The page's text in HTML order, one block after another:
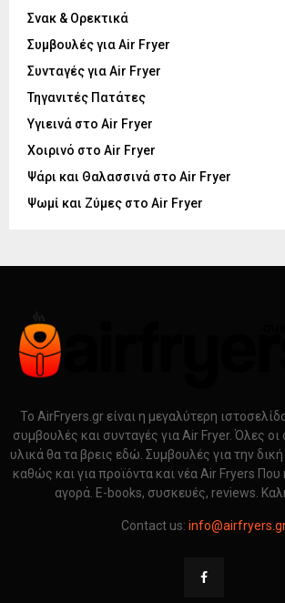
Σνακ & Ορεκτικά
Συμβουλές για Air Fryer
Συνταγές για Air Fryer
Τηγανιτές Πατάτες
Υγιεινά στο Air Fryer
Χοιρινό στο Air Fryer
Ψάρι και Θαλασσινά στο Air Fryer
Ψωμί και Ζύμες στο Air Fryer
Το AirFryers.gr είναι η μεγαλύτερη
συμβουλές και συνταγές για Air Fryer. Όλες οι
υλικά θα τα βρεις εδώ. Συμβουλές για την
καθώς και για προϊόντα και νέα Air Fryers
αγορά. E-books, συσκευές, reviews.
Contact us: